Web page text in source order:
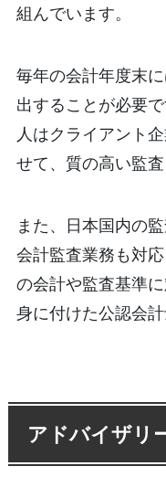
組んでいます。
毎年の会計年度末
出することが必要
人はクライアント
せて、質の高い監査
また、日本国内の
会計監査業務も対
の会計や監査基準
身に付けた公認会計
アドバイザリ